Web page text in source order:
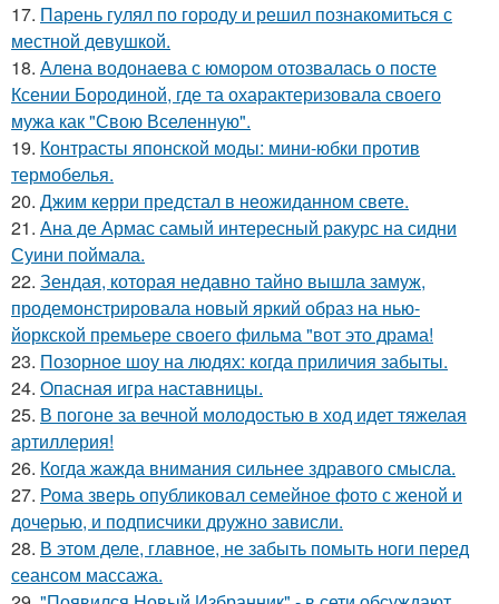
17. Парень гулял по городу и решил познакомиться с
местной девушкой.
18. Алена водонаева с юмором отозвалась о посте
Ксении Бородиной, где та охарактеризовала своего
мужа как "Свою Вселенную".
19. Контрасты японской моды: мини-юбки против
термобелья.
20. Джим керри предстал в неожиданном свете.
21. Ана де Армас самый интересный ракурс на сидни
Суини поймала.
22. Зендая, которая недавно тайно вышла замуж,
продемонстрировала новый яркий образ на нью-
йоркской премьере своего фильма "вот это драма!
23. Позорное шоу на людях: когда приличия забыты.
24. Опасная игра наставницы.
25. В погоне за вечной молодостью в ход идет тяжелая
артиллерия!
26. Когда жажда внимания сильнее здравого смысла.
27. Рома зверь опубликовал семейное фото с женой и
дочерью, и подписчики дружно зависли.
28. В этом деле, главное, не забыть помыть ноги перед
сеансом массажа.